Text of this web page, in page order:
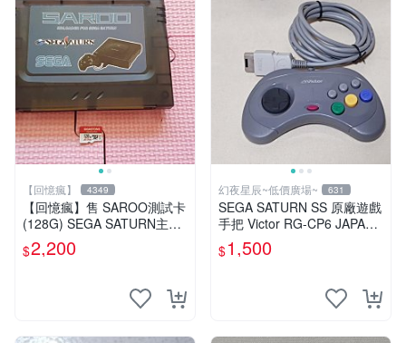
【回憶瘋】 4349
【回憶瘋】售 SAROO測試卡
(128G) SEGA SATURN主機
專用
$2,200
幻夜星辰~低價廣場~ 631
SEGA SATURN SS 原廠遊戲
手把 Victor RG-CP6 JAPAN
數量稀少 BB0229
$1,500